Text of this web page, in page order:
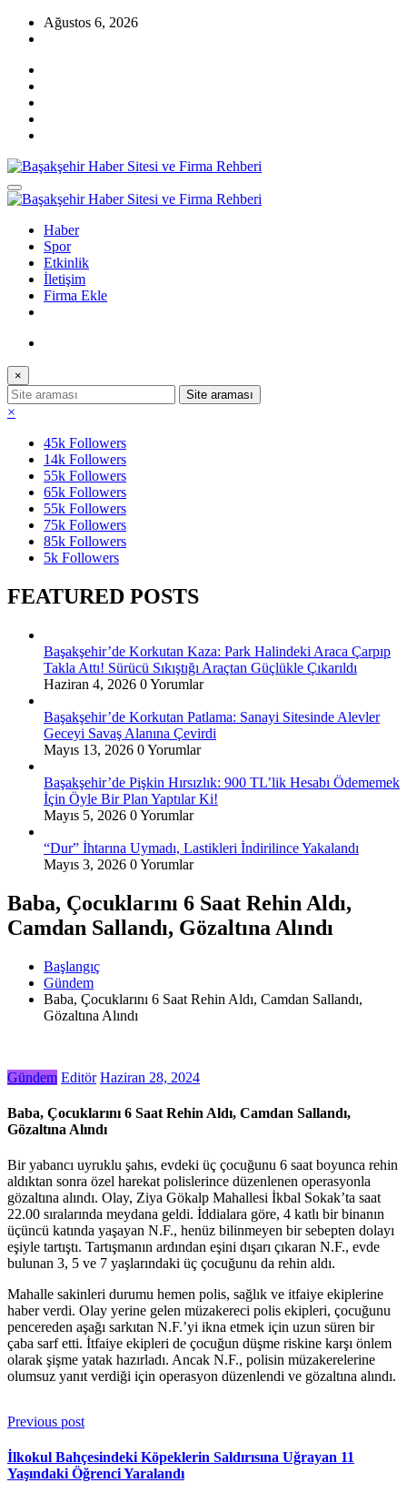
İçeriğe Ağustos 6, 2026
Başakşehir Haber Sitesi ve Firma Rehberi
Başakşehir Haberleri, firma rehber sitesi, kayaşehir, bahçeşehir, ikitelli
Başakşehir Haber Sitesi ve Firma Rehberi
Başakşehir Haberleri, firma rehber sitesi, kayaşehir, bahçeşehir, ikitelli
, güvercintepe firmaları…
Haber
Spor
Etkinlik
İletişim
Firma Ekle
×
×
45k Followers
14k Followers
55k Followers
65k Followers
55k Followers
75k Followers
85k Followers
5k Followers
FEATURED POSTS
Başakşehir’de Korkutan Kaza: Park Halindeki Araca Çarpıp
Takla Attı! Sürücü Sıkıştığı Araçtan Güçlükle Çıkarıldı
Haziran 4, 2026 0 Yorumlar
Başakşehir’de Korkutan Patlama: Sanayi Sitesinde Alevler
Geceyi Savaş Alanına Çevirdi
Mayıs 13, 2026 0 Yorumlar
Başakşehir’de Pişkin Hırsızlık: 900 TL’lik Hesabı Ödememek
İçin Öyle Bir Plan Yaptılar Ki!
Mayıs 5, 2026 0 Yorumlar
“Dur” İhtarına Uymadı, Lastikleri İndirilince Yakalandı
Mayıs 3, 2026 0 Yorumlar
Baba, Çocuklarını 6 Saat Rehin Aldı,
Camdan Sallandı, Gözaltına Alındı
Başlangıç
Gündem
Baba, Çocuklarını 6 Saat Rehin Aldı, Camdan Sallandı,
Gözaltına Alındı
Gündem Editör Haziran 28, 2024
Baba, Çocuklarını 6 Saat Rehin Aldı, Camdan Sallandı,
Gözaltına Alındı
Bir yabancı uyruklu şahıs, evdeki üç çocuğunu 6 saat boyunca rehin
aldıktan sonra özel harekat polislerince düzenlenen operasyonla
gözaltına alındı. Olay, Ziya Gökalp Mahallesi İkbal Sokak’ta saat
22.00 sıralarında meydana geldi. İddialara göre, 4 katlı bir binanın
üçüncü katında yaşayan N.F., henüz bilinmeyen bir sebepten dolayı
eşiyle tartıştı. Tartışmanın ardından eşini dışarı çıkaran N.F., evde
bulunan 3, 5 ve 7 yaşlarındaki üç çocuğunu da rehin aldı.
Mahalle sakinleri durumu hemen polis, sağlık ve itfaiye ekiplerine
haber verdi. Olay yerine gelen müzakereci polis ekipleri, çocuğunu
pencereden aşağı sarkıtan N.F.’yi ikna etmek için uzun süren bir
çaba sarf etti. İtfaiye ekipleri de çocuğun düşme riskine karşı önlem
olarak şişme yatak hazırladı. Ancak N.F., polisin müzakerelerine
olumsuz yanıt verdiği için operasyon düzenlendi ve gözaltına alındı.
Previous post
İlkokul Bahçesindeki Köpeklerin Saldırısına Uğrayan 11
Yaşındaki Öğrenci Yaralandı